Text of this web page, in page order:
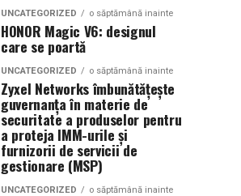
UNCATEGORIZED o săptămână inainte
HONOR Magic V6: designul
care se poartă
UNCATEGORIZED o săptămână inainte
Zyxel Networks îmbunătățește
guvernanța în materie de
securitate a produselor pentru
a proteja IMM-urile și
furnizorii de servicii de
gestionare (MSP)
UNCATEGORIZED o săptămână inainte